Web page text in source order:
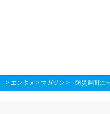
> エンタメ > マガジン > 防災週間に